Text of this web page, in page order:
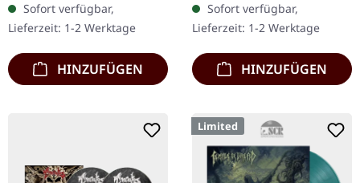
There Is No Law!" ist ein
monumentales…
Sofort verfügbar,
Lieferzeit: 1-2 Werktage
HINZUFÜGEN
"Carnival Is Forever" der
polnischen…
Sofort verfügbar,
Lieferzeit: 1-2 Werktage
HINZUFÜGEN
Limited